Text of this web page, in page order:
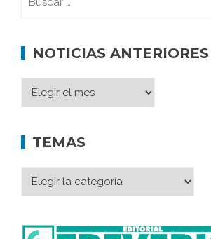
NOTICIAS ANTERIORES
TEMAS